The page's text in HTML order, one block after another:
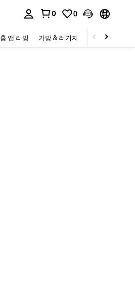
0 0
홈 앤 리빙 가방 & 러기지 스포츠 & 아웃